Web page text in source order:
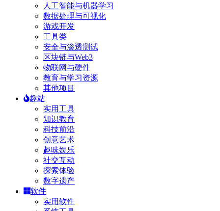
人工智能与机器学习
数据处理与可视化
游戏开发
工具类
安全与渗透测试
区块链与Web3
物联网与硬件
教育与学习资源
其他项目
趣站
实用工具
知识教育
科技前沿
创意艺术
趣味娱乐
社交互动
探索体验
数字遗产
软件
实用软件